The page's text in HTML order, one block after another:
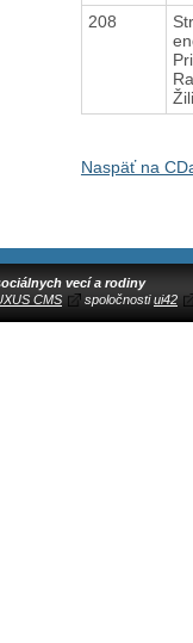
208
Pri
Naspäť na
vecí a rodiny
CMS spoločnostiui42